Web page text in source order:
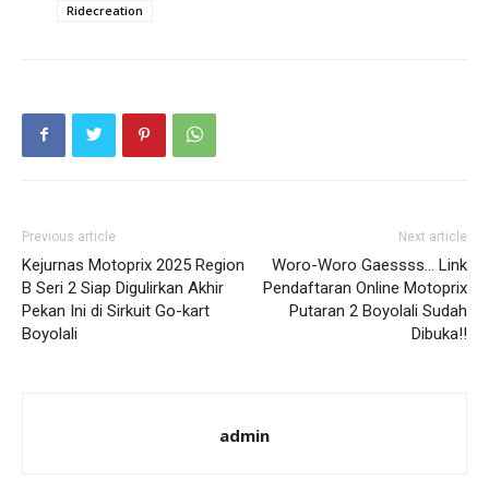
Ridecreation
Previous article
Kejurnas Motoprix 2025 Region
B Seri 2 Siap Digulirkan Akhir
Pekan Ini di Sirkuit Go-kart
Boyolali
Next article
Woro-Woro Gaessss… Link
Pendaftaran Online Motoprix
Putaran 2 Boyolali Sudah
Dibuka!!
admin